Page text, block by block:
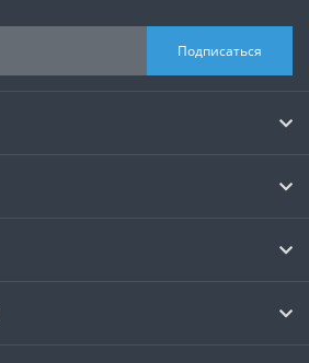
Подписаться